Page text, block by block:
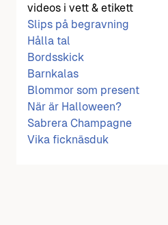
videos i vett & etikett
Slips på begravning
Hålla tal
Bordsskick
Barnkalas
Blommor som present
När är Halloween?
Sabrera Champagne
Vika ficknäsduk